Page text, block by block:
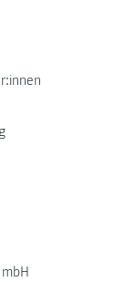
FH JOANNEUM Logo